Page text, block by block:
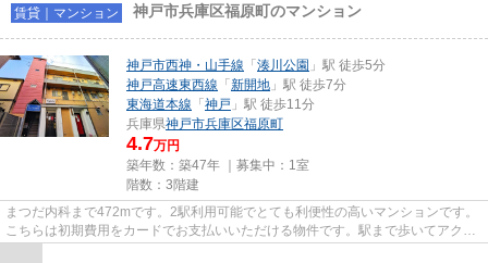
賃貸｜マンション 神戸市兵庫区福原町のマンション
神戸市西神・山手線 「 湊川公園 」駅 徒歩5分
神戸高速東西線 「 新開地 」駅 徒歩7分
東海道本線 「 神戸 」駅 徒歩11分
兵庫県神戸市兵庫区福原町
4.7万円
築年数：築47年 ｜募集中： 1室
階数：3階建
まつだ内科まで472mです。2駅利用可能でとても利便性の高いマンションです。
こちらは初期費用をカードでお支払いいただける物件です。駅まで歩いてアクセ